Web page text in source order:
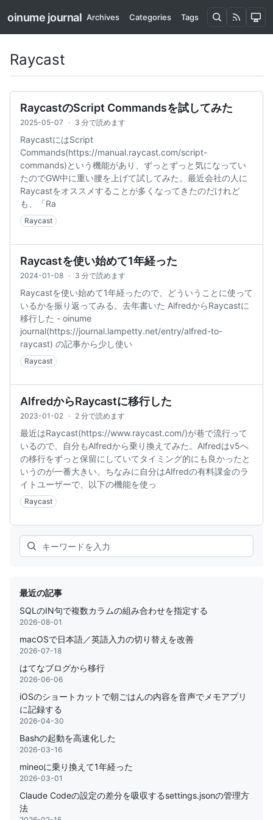
oinume journal Archives Categories Tags
Raycast
RaycastのScript Commandsを試してみた
2025-05-07 · 3 分で読めます
RaycastにはScript
Commands(https://manual.raycast.com/script-
commands)という機能があり、ずっとずっと気になってい
たのでGW中に重い腰を上げて試してみた。最近会社の人に
Raycastをオススメすることが多くなってきたのだけれど
も、「Ra
Raycast
Raycastを使い始めて1年経った
2024-01-08 · 3 分で読めます
Raycastを使い始めて1年経ったので、どういうことに使って
いるかを振り返ってみる。去年書いた AlfredからRaycastに
移行した - oinume
journal(https://journal.lampetty.net/entry/alfred-to-
raycast) の記事から少し使い
Raycast
AlfredからRaycastに移行した
2023-01-02 · 2 分で読めます
最近はRaycast(https://www.raycast.com/)が巷で流行って
いるので、自分もAlfredから乗り換えてみた。Alfredはv5へ
の移行をずっと保留にしていてタイミング的にも良かったと
いうのが一番大きい。ちなみに自分はAlfredの有料課金のラ
イトユーザーで、以下の機能を使っ
Raycast
Search
最近の記事
SQLのIN句で複数カラムの組み合わせを指定する
2026-08-01
macOSで日本語／英語入力の切り替えを改善
2026-07-18
はてなブログから移行
2026-06-06
iOSのショートカットで朝ごはんの内容を音声でメモアプリ
に記録する
2026-04-30
Bashの起動を高速化した
2026-03-16
mineoに乗り換えて1年経った
2026-03-01
Claude Codeの設定の差分を吸収するsettings.jsonの管理方
法